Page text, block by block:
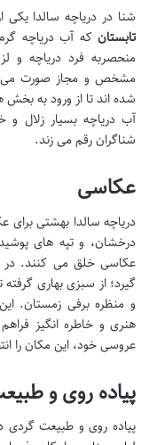
شنا در دریاچه سالدا
تابستان که آب دریاچه
منحصربه فرد دریاچه و
مشخص و مجاز صورت می
شده اند تا از ورود به
آب دریاچه بسیار زلال
شناگران رقم می زند.
عکاسی
دریاچه سالدا بهشتی
درخشان، و تپه های
عکاسی خلق می کنند. در
گیرد؛ از سبزی بهاری
و منظره برفی زمستان.
هنری و خاطره انگیز
عروسی خود، این مکان را
پیاده روی و
پیاده روی و طبیعت گردی